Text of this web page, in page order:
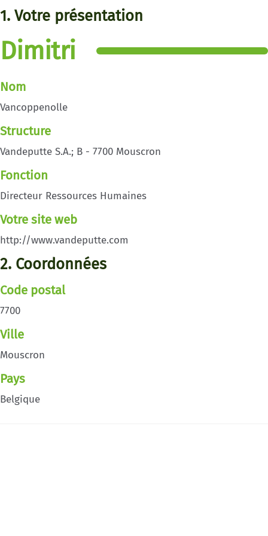
1. Votre présentation
Dimitri
Nom
Vancoppenolle
Structure
Vandeputte S.A.; B - 7700 Mouscron
Fonction
Directeur Ressources Humaines
Votre site web
http://www.vandeputte.com
2. Coordonnées
Code postal
7700
Ville
Mouscron
Pays
Belgique